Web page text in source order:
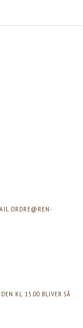
ORDRE@REN-
KL. 15.00 BLIVER SÅ